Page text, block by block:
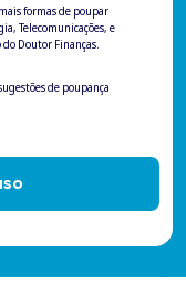
formas de poupar
Telecomunicações, e
Doutor Finanças.
de poupança